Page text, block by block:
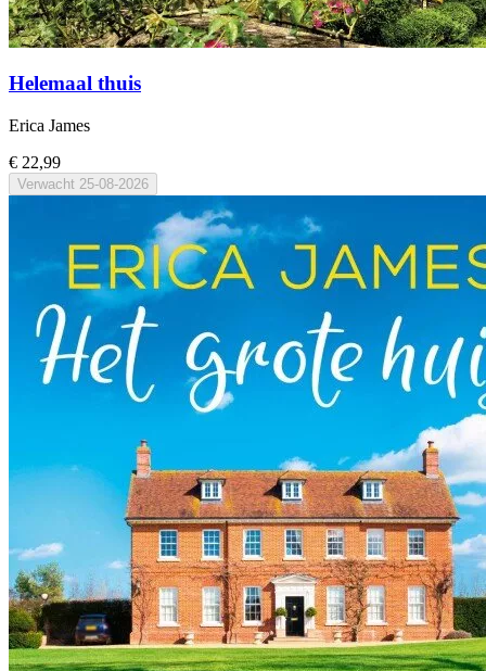
Helemaal thuis
Erica James
€ 22,99
Verwacht 25-08-2026